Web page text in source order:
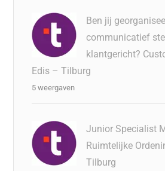
Ben jij
communicatief
klantgericht?
Edis – Tilburg
5 weergaven
Junior Specialist
Ruimtelijke
Tilburg